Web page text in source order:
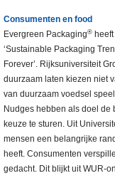
Consumenten en food
Evergreen Packaging®
‘Sustainable Packaging
Forever’. Rijksuniversiteit
duurzaam laten kiezen niet
van duurzaam voedsel
Nudges hebben als doel de
keuze te sturen. Uit
mensen een belangrijke
heeft. Consumenten
gedacht. Dit blijkt uit WUR-